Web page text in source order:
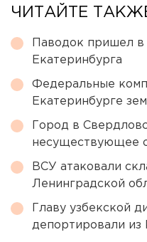
ЧИТАЙТЕ
Паводок пришел
Екатеринбурга
Федеральные
Екатеринбурге
Город в
несуществующее
ВСУ атаковали
Ленинградской
Главу узбекской
депортировали из